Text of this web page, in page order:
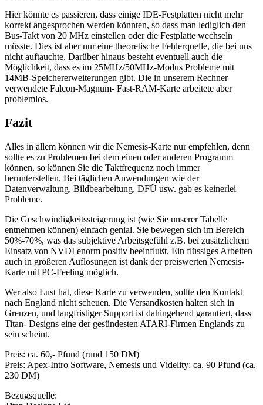
Hier könnte es passieren, dass einige IDE-Festplatten nicht mehr
korrekt angesprochen werden könnten, so dass man lediglich den
Bus-Takt von 20 MHz einstellen oder die Festplatte wechseln
müsste. Dies ist aber nur eine theoretische Fehlerquelle, die bei uns
nicht auftauchte. Darüber hinaus besteht eventuell auch die
Möglichkeit, dass es im 25MHz/50MHz-Modus Probleme mit
14MB-Speichererweiterungen gibt. Die in unserem Rechner
verwendete Falcon-Magnum- Fast-RAM-Karte arbeitete aber
problemlos.
Fazit
Alles in allem können wir die Nemesis-Karte nur empfehlen, denn
sollte es zu Problemen bei dem einen oder anderen Programm
können, so können Sie die Taktfrequenz noch immer
herunterstellen. Bei täglichen Anwendungen wie der
Datenverwaltung, Bildbearbeitung, DFÜ usw. gab es keinerlei
Probleme.
Die Geschwindigkeitssteigerung ist (wie Sie unserer Tabelle
entnehmen können) einfach genial. Sie bewegen sich im Bereich
50%-70%, was das subjektive Arbeitsgefühl z.B. bei zusätzlichem
Einsatz von NVDI enorm positiv beeinflußt. Ein flüssiges Arbeiten
auch in größeren Auflösungen ist dank der preiswerten Nemesis-
Karte mit PC-Feeling möglich.
Wer also Lust hat, diese Karte zu verwenden, sollte den Kontakt
nach England nicht scheuen. Die Versandkosten halten sich in
Grenzen, und langfristiger Support ist dahingehend garantiert, dass
Titan- Designs eine der gesündesten ATARI-Firmen Englands zu
sein scheint.
Preis: ca. 60,- Pfund (rund 150 DM)
Preis: Apex-Intro Software, Nemesis und Videlity: ca. 90 Pfund (ca.
230 DM)
Bezugsquelle: